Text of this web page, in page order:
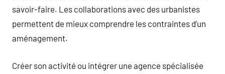
savoir-faire. Les collaborations avec des urbanistes
permettent de mieux comprendre les contraintes d’un
aménagement.
Créer son activité ou intégrer une agence spécialisée